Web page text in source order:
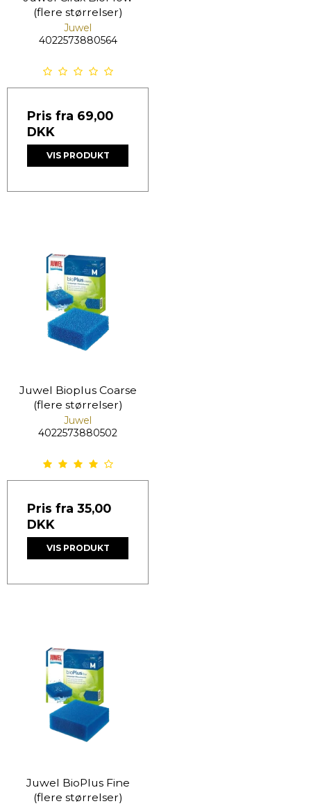
(flere størrelser)
Juwel
4022573880564
Pris fra 69,00
DKK
VIS PRODUKT
Juwel Bioplus Coarse
(flere størrelser)
Juwel
4022573880502
Pris fra 35,00
DKK
VIS PRODUKT
Juwel BioPlus Fine
(flere størrelser)